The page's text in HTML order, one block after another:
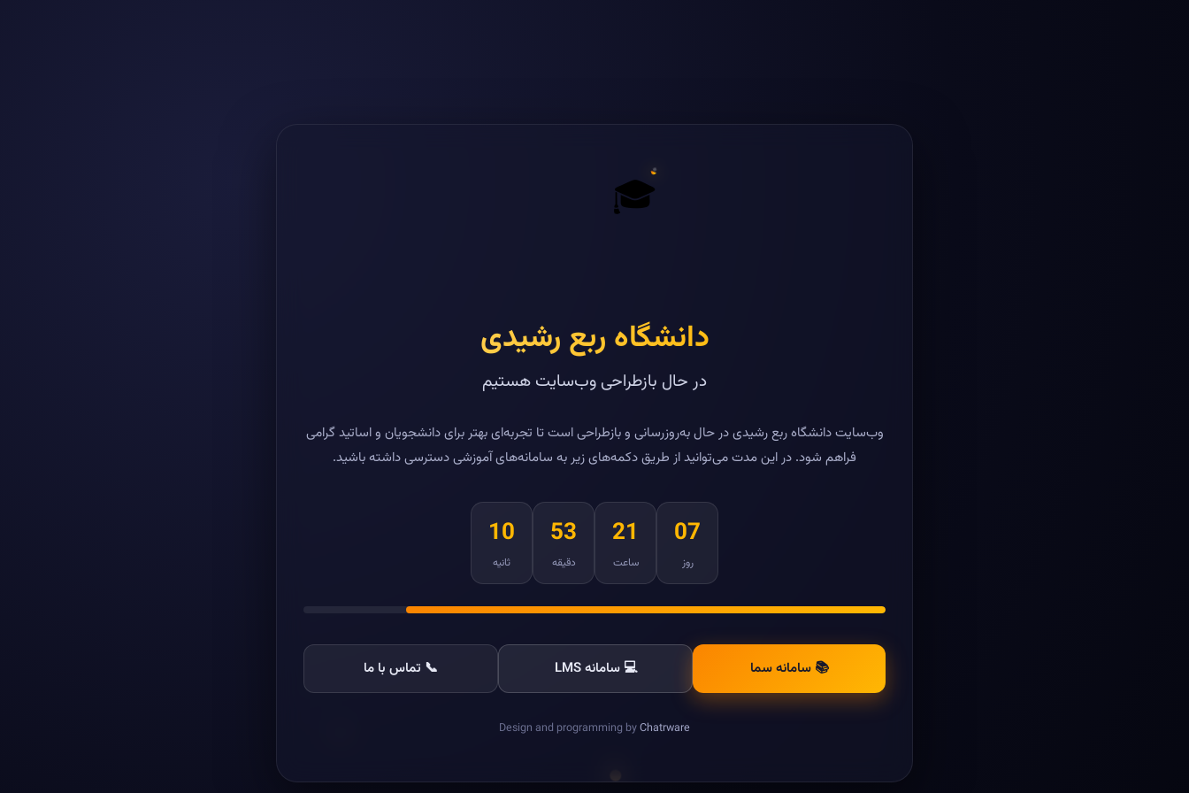
🎓
دانشگاه ربع رشیدی
در حال بازطراحی وب‌سایت هستیم
وب‌سایت دانشگاه ربع رشیدی در حال به‌روزرسانی و بازطراحی است تا تجربه‌ای بهتر برای دانشجویان و اساتید گرامی
فراهم شود. در این مدت می‌توانید از طریق دکمه‌های زیر به سامانه‌های آموزشی دسترسی داشته باشید.
07
روز
21
ساعت
53
دقیقه
10
ثانیه
📚 سامانه سما 💻 سامانه LMS 📞 تماس با ما
Design and programming byChatrware